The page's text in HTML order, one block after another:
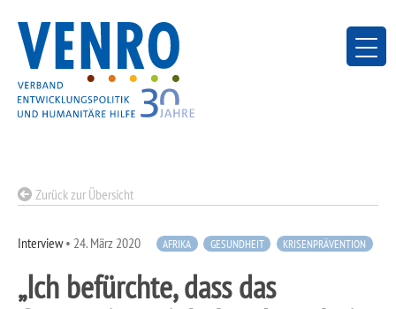
content
Zurück zur Übersicht
AFRIKA GESUNDHEIT KRISENPRÄVENTION
Interview• 24. März 2020
„Ich befürchte, dass das